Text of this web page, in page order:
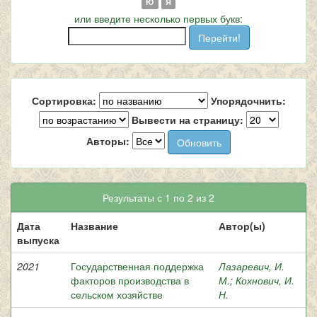
или введите несколько первых букв:
Сортировка:
Упорядочнить:
Вывести на страницу:
Авторы:
Результаты с 1 по 2 из 2
Дата
выпуска
Название Автор(ы)
2021
Государственная поддержка
факторов производства в
сельском хозяйстве
Лазаревич, И.
М.; Кохнович, И.
Н.